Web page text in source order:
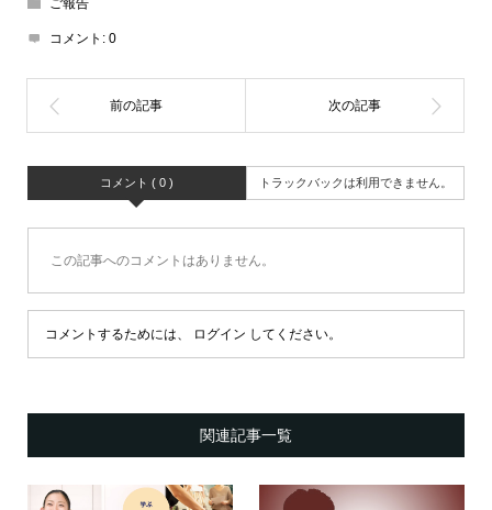
ご報告
コメント: 0
コメント ( 0 ) トラックバックは利用できません。
この記事へのコメントはありません。
コメントするためには、 ログイン してください。
関連記事一覧